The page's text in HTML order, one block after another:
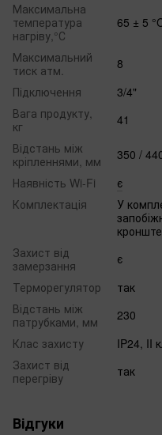
Максимальна
температура
нагріву,°С
65 ± 5
Максимальний
тиск атм.
8
Підключення
3/4"
Вага продукту,
кг
41
Відстань між
кріпленнями, мм
350 /
Наявність Wi-Fi
є
Комплектація
У
Захист від
замерзання
є
Терморегулятор
так
Відстань між
патрубками, мм
230
Клас захисту
IP24, II
Захист від
перегріву
так
Відгуки